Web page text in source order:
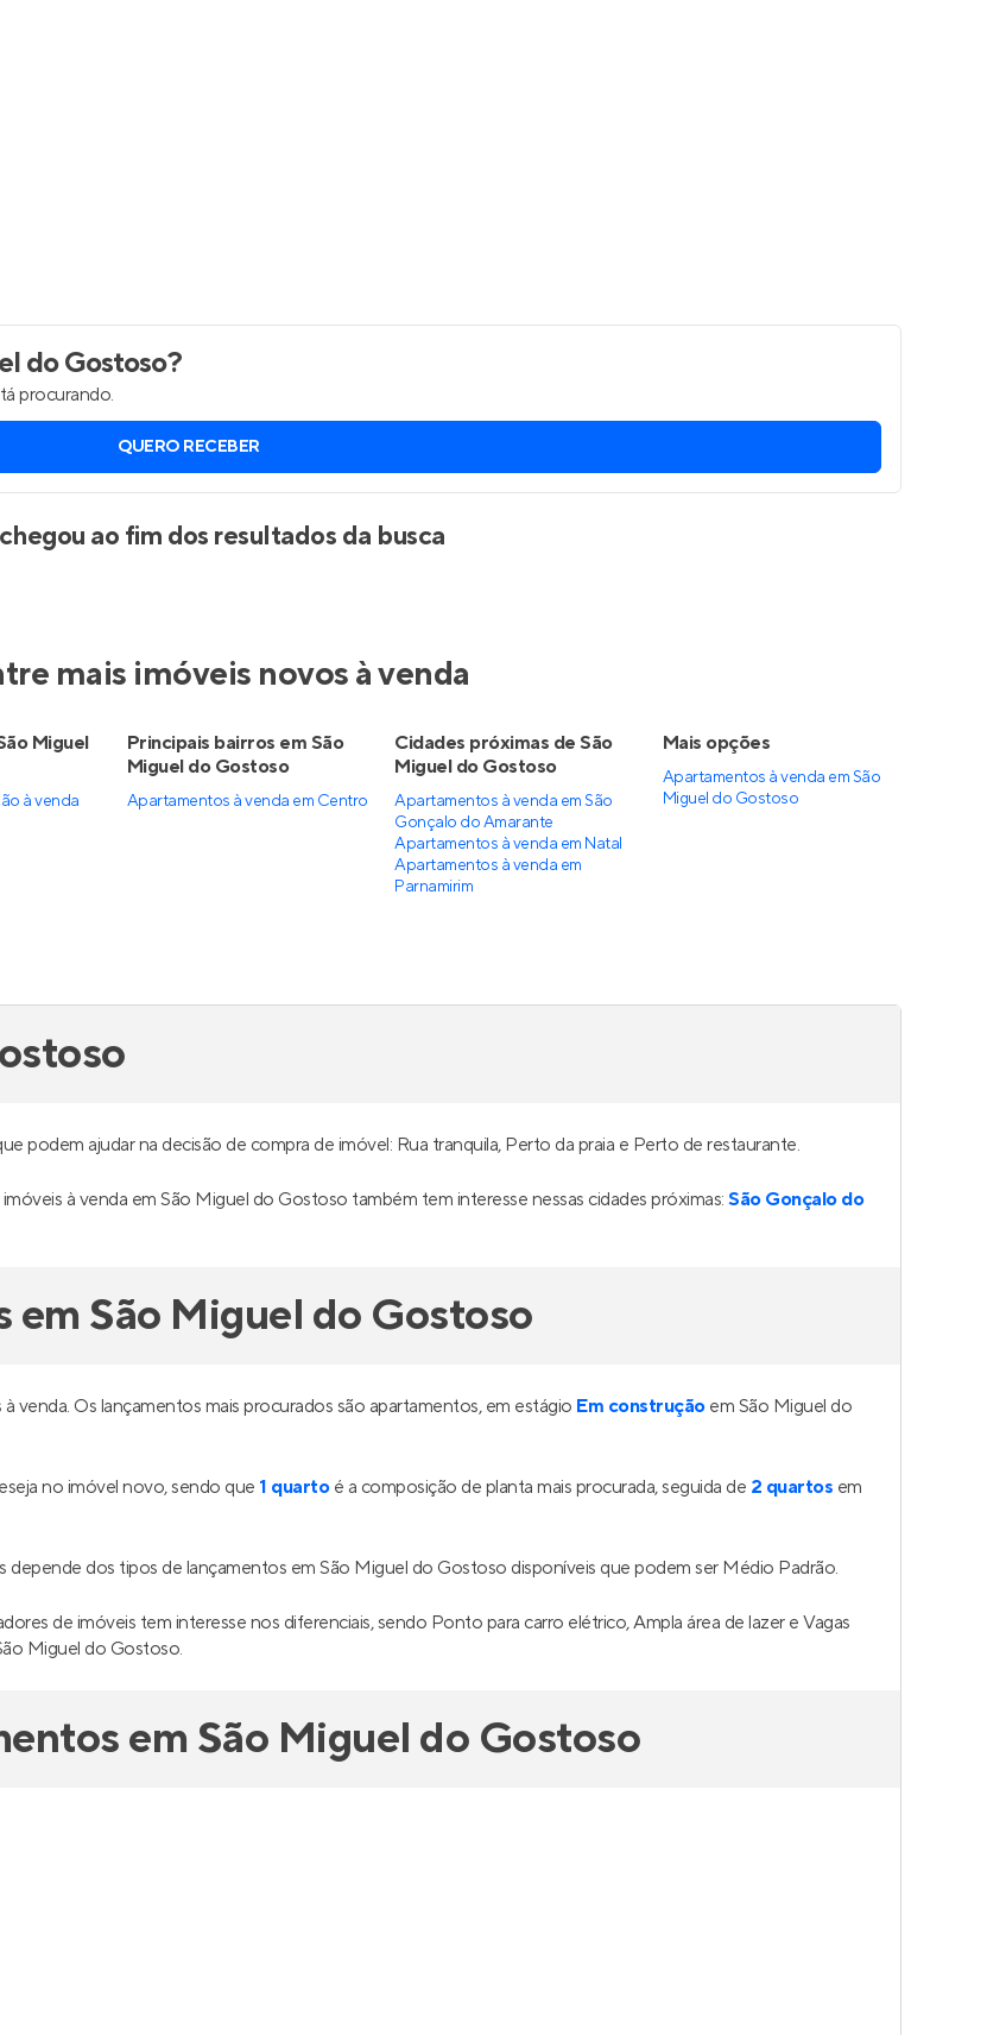
do Gostoso?
procurando.
QUERO RECEBER
ao fim dos resultados da busca
mais imóveis novos à venda
Miguel
à venda
Principais bairros em São
Miguel do Gostoso
Apartamentos à venda em Centro
Cidades próximas de São
Miguel do Gostoso
Apartamentos à venda em São
Gonçalo do Amarante
Apartamentos à venda em Natal
Apartamentos à venda em
Parnamirim
Mais opções
Apartamentos à venda em São
Miguel do Gostoso
podem ajudar na decisão de compra de imóvel: Rua tranquila, Perto da praia e Perto de restaurante.
à venda em São Miguel do Gostoso também tem interesse nessas cidades próximas:São Gonçalo do
em São Miguel do Gostoso
Os lançamentos mais procurados são apartamentos, em estágio Em construçãoem São Miguel do
no imóvel novo, sendo que 1 quartoé a composição de planta mais procurada, seguida de 2 quartos em
depende dos tipos de lançamentos em São Miguel do Gostoso disponíveis que podem ser Médio Padrão.
de imóveis tem interesse nos diferenciais, sendo Ponto para carro elétrico, Ampla área de lazer e Vagas
Miguel do Gostoso.
em São Miguel do Gostoso